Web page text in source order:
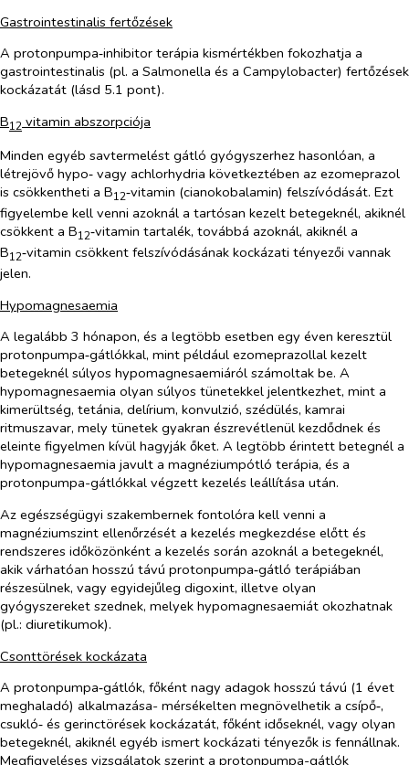
Gastrointestinalis fertőzések
A protonpumpa‑inhibitor terápia kismértékben fokozhatja a
gastrointestinalis (pl. a Salmonella és a Campylobacter) fertőzések
kockázatát (lásd 5.1 pont).
B12 vitamin abszorpciója
Minden egyéb savtermelést gátló gyógyszerhez hasonlóan, a
létrejövő hypo‑ vagy achlorhydria következtében az ezomeprazol
is csökkentheti a B12‑vitamin (cianokobalamin) felszívódását. Ezt
figyelembe kell venni azoknál a tartósan kezelt betegeknél, akiknél
csökkent a B12‑vitamin tartalék, továbbá azoknál, akiknél a
B12‑vitamin csökkent felszívódásának kockázati tényezői vannak
jelen.
Hypomagnesaemia
A legalább 3 hónapon, és a legtöbb esetben egy éven keresztül
protonpumpa‑gátlókkal, mint például ezomeprazollal kezelt
betegeknél súlyos hypomagnesaemiáról számoltak be. A
hypomagnesaemia olyan súlyos tünetekkel jelentkezhet, mint a
kimerültség, tetánia, delírium, konvulzió, szédülés, kamrai
ritmuszavar, mely tünetek gyakran észrevétlenül kezdődnek és
eleinte figyelmen kívül hagyják őket. A legtöbb érintett betegnél a
hypomagnesaemia javult a magnéziumpótló terápia, és a
protonpumpa-gátlókkal végzett kezelés leállítása után.
Az egészségügyi szakembernek fontolóra kell venni a
magnéziumszint ellenőrzését a kezelés megkezdése előtt és
rendszeres időközönként a kezelés során azoknál a betegeknél,
akik várhatóan hosszú távú protonpumpa‑gátló terápiában
részesülnek, vagy egyidejűleg digoxint, illetve olyan
gyógyszereket szednek, melyek hypomagnesaemiát okozhatnak
(pl.: diuretikumok).
Csonttörések kockázata
A protonpumpa‑gátlók, főként nagy adagok hosszú távú (1 évet
meghaladó) alkalmazása- mérsékelten megnövelhetik a csípő‑,
csukló‑ és gerinctörések kockázatát, főként időseknél, vagy olyan
betegeknél, akiknél egyéb ismert kockázati tényezők is fennállnak.
Megfigyeléses vizsgálatok szerint a protonpumpa-gátlók